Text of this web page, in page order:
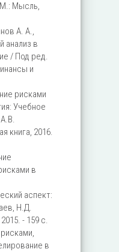
Мысль,
А. А.,
анализ в
/ Под ред.
и
рисками
Учебное
книга, 2016.
в
аспект:
Н.Д.
- 159 c.
в